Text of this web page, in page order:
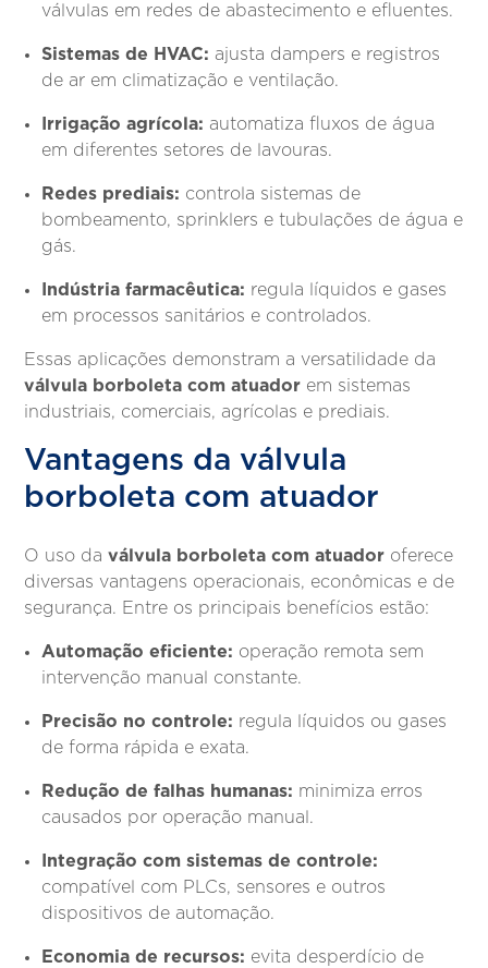
válvulas em redes de abastecimento e efluentes.
Sistemas de HVAC: ajusta dampers e registros
de ar em climatização e ventilação.
Irrigação agrícola: automatiza fluxos de água
em diferentes setores de lavouras.
Redes prediais: controla sistemas de
bombeamento, sprinklers e tubulações de água e
gás.
Indústria farmacêutica: regula líquidos e gases
em processos sanitários e controlados.
Essas aplicações demonstram a versatilidade da
válvula borboleta com atuador em sistemas
industriais, comerciais, agrícolas e prediais.
Vantagens da válvula
borboleta com atuador
O uso daválvula borboleta com atuador oferece
diversas vantagens operacionais, econômicas e de
segurança. Entre os principais benefícios estão:
Automação eficiente: operação remota sem
intervenção manual constante.
Precisão no controle: regula líquidos ou gases
de forma rápida e exata.
Redução de falhas humanas: minimiza erros
causados por operação manual.
Integração com sistemas de controle:
compatível com PLCs, sensores e outros
dispositivos de automação.
Economia de recursos: evita desperdício de